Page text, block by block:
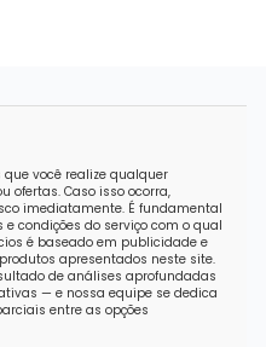
você realize qualquer
ofertas. Caso isso ocorra,
imediatamente. É fundamental
condições do serviço com o qual
é baseado em publicidade e
apresentados neste site.
de análises aprofundadas
— e nossa equipe se dedica
entre as opções